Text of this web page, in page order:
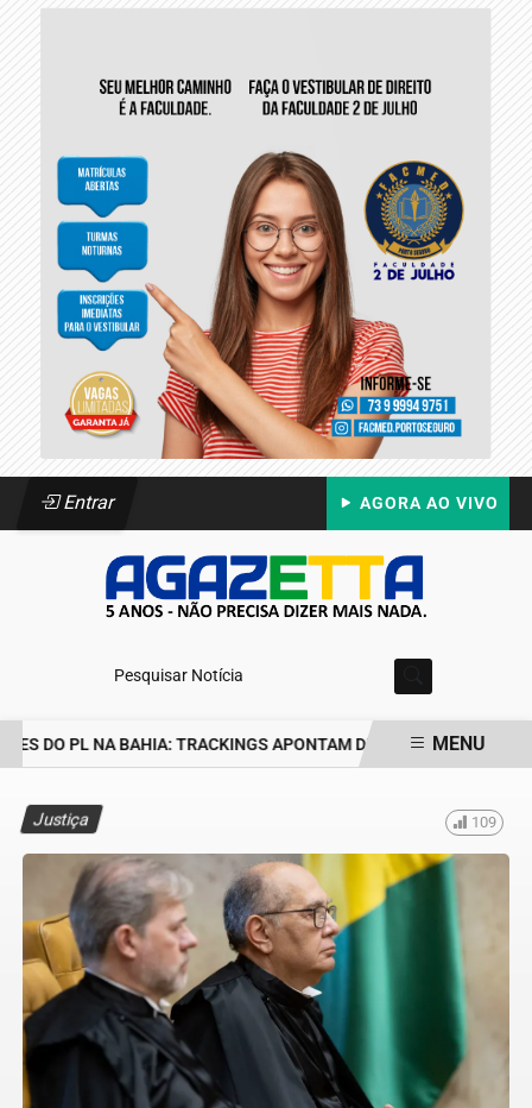
Entrar AGORA AO VIVO
Pesquisar Notícia
DO PL NA BAHIA: TRACKINGS APONTAM DRA. RAISSA SOARES
MENU
Justiça 109